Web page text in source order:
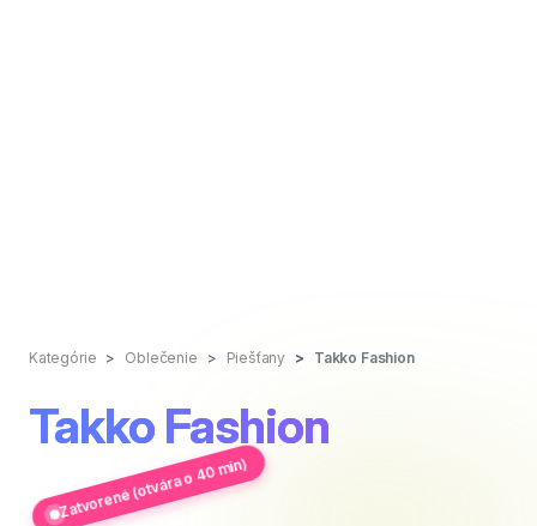
Kategórie Oblečenie Piešťany Takko Fashion
Takko Fashion
Zatvorené (otvára o 40 min)